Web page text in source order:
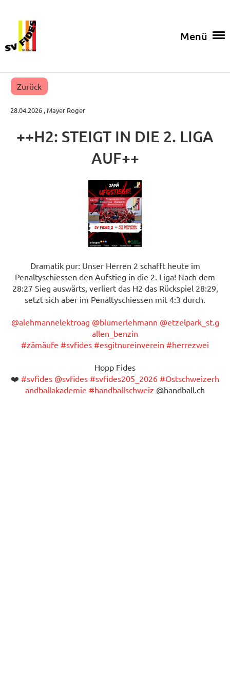
Menü
Zurück
28.04.2026 , Mayer Roger
++H2: STEIGT IN DIE 2. LIGA
AUF++
Dramatik pur: Unser Herren 2 schafft heute im
Penaltyschiessen den Aufstieg in die 2. Liga! Nach dem
28:27 Sieg auswärts, verliert das H2 das Rückspiel 28:29,
setzt sich aber im Penaltyschiessen mit 4:3 durch.
@alehmannelektroag @blumerlehmann @etzelpark_st.g
allen_benzin
#zämäufe #svfides #esgitnureinverein #herrezwei
Hopp Fides
❤️ #svfides @svfides #svfides205_2026 #Ostschweizerh
andballakademie #handballschweiz @handball.ch